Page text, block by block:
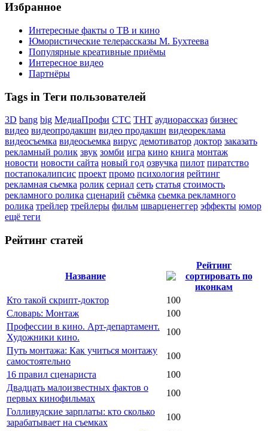
Избранное
Интересные факты о ТВ и кино
Юмористические телерассказы М. Бухтеева
Популярные креативные приёмы
Интересное видео
Партнёры
Tags in Теги пользователей
3D bang big МедиаПрофи СТС ТНТ аудиорассказ бизнес
видео видеопродакшн видео продакшн видеореклама
видеосъемка видеосьемка вирус демотиватор доктор заказать
рекламный ролик звук зомби игра кино книга монтаж
новости новости сайта новый год озвучка пилот пиратство
постапокалипсис проект промо психология рейтинг
рекламная сьемка ролик сериал сеть статья стоимость
рекламного ролика сценарий съёмка сьемка рекламного
ролика трейлер трейлеры фильм шварценеггер эффекты юмор
ещё теги
Рейтинг статей
Название
Рейтинг
Кто такой скрипт-доктор
100
Словарь: Монтаж
100
Профессии в кино. Арт-департамент.
Художники кино.
100
Путь монтажа: Как учиться монтажу
самостоятельно
100
16 правил сценариста
100
Двадцать малоизвестных фактов о
первых кинофильмах
100
Голливудские зарплаты: кто сколько
зарабатывает на съемках
100